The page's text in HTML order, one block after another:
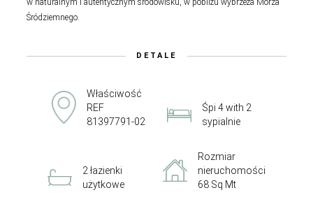
w naturalnym i autentycznym środowisku, w pobliżu wybrzeża Morza
Śródziemnego.
DETALE
Właściwość
REF
81397791-02
Śpi 4 with 2
sypialnie
2 łazienki
użytkowe
Rozmiar
nieruchomości
68 Sq Mt